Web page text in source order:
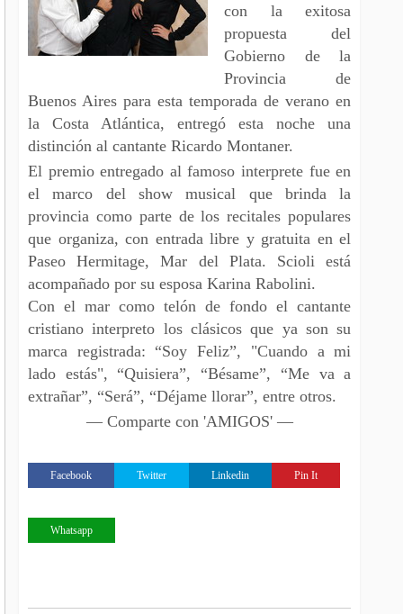
con la exitosa
propuesta del
Gobierno de la
Provincia de
Buenos Aires para esta temporada de verano en
la Costa Atlántica, entregó esta noche una
distinción al cantante Ricardo Montaner.
El premio entregado al famoso interprete fue en
el marco del show musical que brinda la
provincia como parte de los recitales populares
que organiza, con entrada libre y gratuita en el
Paseo Hermitage, Mar del Plata. Scioli está
acompañado por su esposa Karina Rabolini.
Con el mar como telón de fondo el cantante
cristiano interpreto los clásicos que ya son su
marca registrada: “Soy Feliz”, "Cuando a mi
lado estás", “Quisiera”, “Bésame”, “Me va a
extrañar”, “Será”, “Déjame llorar”, entre otros.
— Comparte con 'AMIGOS' —
Facebook Twitter Linkedin Pin It
Whatsapp